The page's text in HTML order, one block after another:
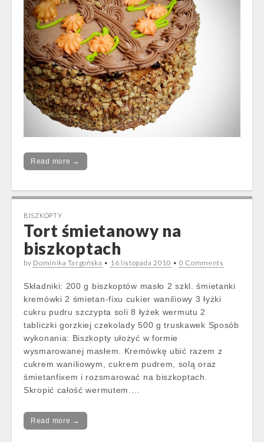
Read more →
BISZKOPTY
Tort śmietanowy na
biszkoptach
by Dominika Targońska • 16 listopada 2010 • 0 Comments
Składniki: 200 g biszkoptów masło 2 szkl. śmietanki
kremówki 2 śmietan-fixu cukier waniliowy 3 łyżki
cukru pudru szczypta soli 8 łyżek wermutu 2
tabliczki gorzkiej czekolady 500 g truskawek Sposób
wykonania: Biszkopty ułożyć w formie
wysmarowanej masłem. Kremówkę ubić razem z
cukrem waniliowym, cukrem pudrem, solą oraz
śmietanfixem i rozsmarować na biszkoptach.
Skropić całość wermutem.…
Read more →